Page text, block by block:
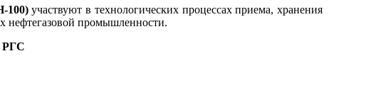
100)участвуют в технологических процессах приема, хранения
нефтегазовой промышленности.
РГС